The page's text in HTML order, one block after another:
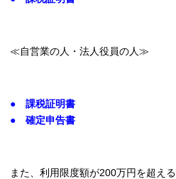
≪自営業の人・法人役員の人≫
● 課税証明書
● 確定申告書
また、利用限度額が200万円を超え